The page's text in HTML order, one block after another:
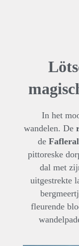
In het
wandelen. De
de
pittoreske
dal met
uitgestrekte
fleurende